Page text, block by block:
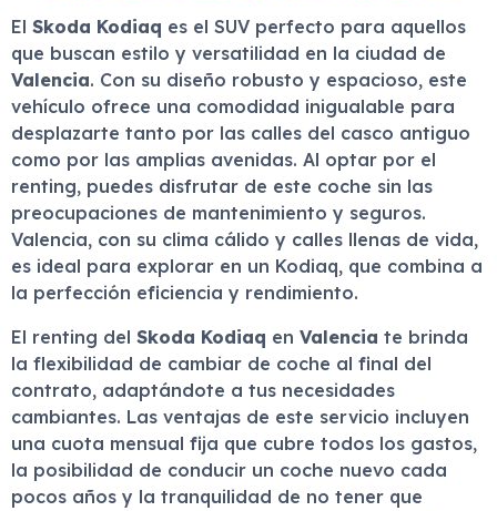
El Skoda Kodiaq es el SUV perfecto para aquellos
que buscan estilo y versatilidad en la ciudad de
Valencia. Con su diseño robusto y espacioso, este
vehículo ofrece una comodidad inigualable para
desplazarte tanto por las calles del casco antiguo
como por las amplias avenidas. Al optar por el
renting, puedes disfrutar de este coche sin las
preocupaciones de mantenimiento y seguros.
Valencia, con su clima cálido y calles llenas de vida,
es ideal para explorar en un Kodiaq, que combina a
la perfección eficiencia y rendimiento.
El renting del Skoda Kodiaq en Valencia te brinda
la flexibilidad de cambiar de coche al final del
contrato, adaptándote a tus necesidades
cambiantes. Las ventajas de este servicio incluyen
una cuota mensual fija que cubre todos los gastos,
la posibilidad de conducir un coche nuevo cada
pocos años y la tranquilidad de no tener que